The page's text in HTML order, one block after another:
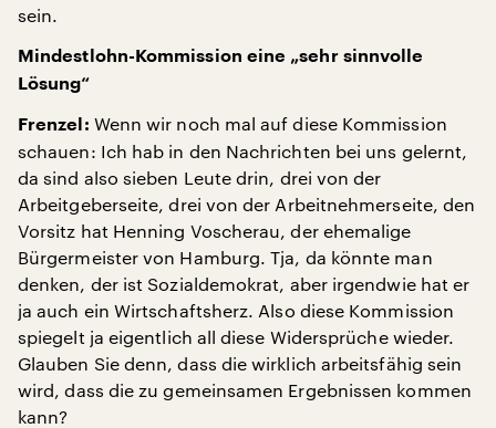
sein.
Mindestlohn-Kommission eine „sehr sinnvolle
Lösung“
Frenzel: Wenn wir noch mal auf diese Kommission
schauen: Ich hab in den Nachrichten bei uns gelernt,
da sind also sieben Leute drin, drei von der
Arbeitgeberseite, drei von der Arbeitnehmerseite, den
Vorsitz hat Henning Voscherau, der ehemalige
Bürgermeister von Hamburg. Tja, da könnte man
denken, der ist Sozialdemokrat, aber irgendwie hat er
ja auch ein Wirtschaftsherz. Also diese Kommission
spiegelt ja eigentlich all diese Widersprüche wieder.
Glauben Sie denn, dass die wirklich arbeitsfähig sein
wird, dass die zu gemeinsamen Ergebnissen kommen
kann?